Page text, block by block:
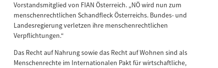
Vorstandsmitglied von FIAN Österreich. „NÖ wird nun zum
menschenrechtlichen Schandfleck Österreichs. Bundes- und
Landesregierung verletzen ihre menschenrechtlichen
Verpflichtungen.“
Das Recht auf Nahrung sowie das Recht auf Wohnen sind als
Menschenrechte im Internationalen Pakt für wirtschaftliche,